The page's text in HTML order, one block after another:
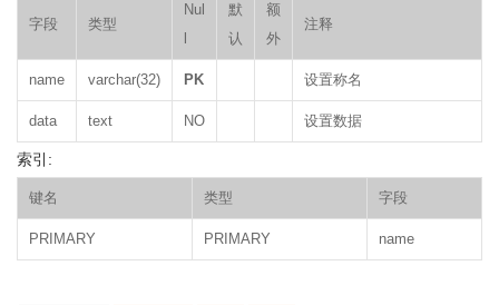
字段 类型
Nul
默
认
额
外
注释
name varchar(32) PK 设置称名
data text NO 设置数据
索引:
键名 类型 字段
PRIMARY PRIMARY name